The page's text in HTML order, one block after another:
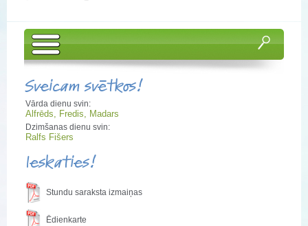
Sveicam svētkos!
Vārda dienu svin:
Alfrēds, Fredis, Madars
Dzimšanas dienu svin:
Ralfs Fišers
Ieskaties!
Stundu saraksta izmaiņas
Ēdienkarte